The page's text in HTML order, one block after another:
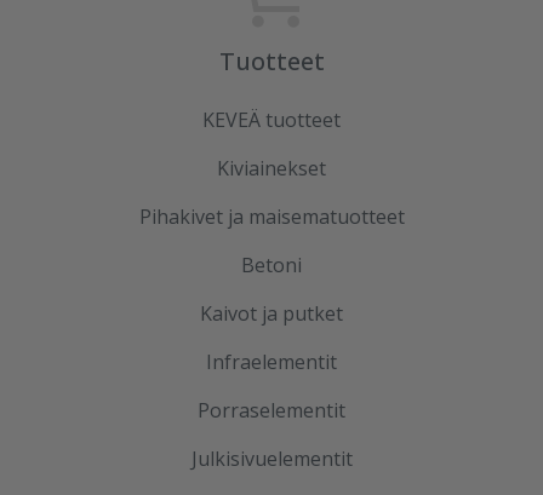
Tuotteet
KEVEÄ tuotteet
Kiviainekset
Pihakivet ja maisematuotteet
Betoni
Kaivot ja putket
Infraelementit
Porraselementit
Julkisivuelementit